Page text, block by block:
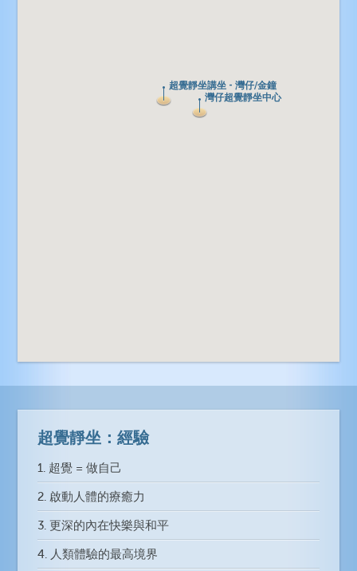
超覺靜坐講坐 - 灣仔/金鐘
灣仔超覺靜坐中心
超覺靜坐講坐 - 灣仔/金鐘
灣仔超覺靜坐中心
超覺靜坐：經驗
1. 超覺 = 做自己
2. 啟動人體的療癒力
3. 更深的內在快樂與和平
4. 人類體驗的最高境界